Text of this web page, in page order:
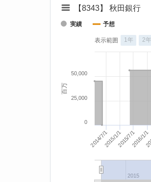
百万
【8343】 秋田銀行
2014/7/12015/1/12015/7/12016/1/1
2015
0
50,000
25,000
表示範囲 1年 2年
実績 予想